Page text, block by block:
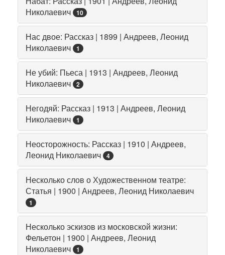
Николаевич
10
Нас двое: Рассказ | 1899 | Андреев, Леонид
Николаевич
1
Не убий: Пьеса | 1913 | Андреев, Леонид
Николаевич
2
Негодяй: Рассказ | 1913 | Андреев, Леонид
Николаевич
1
Неосторожность: Рассказ | 1910 | Андреев,
Леонид Николаевич
4
Несколько слов о Художественном театре:
Статья | 1900 | Андреев, Леонид Николаевич
1
Несколько эскизов из московской жизни:
Фельетон | 1900 | Андреев, Леонид
Николаевич
1